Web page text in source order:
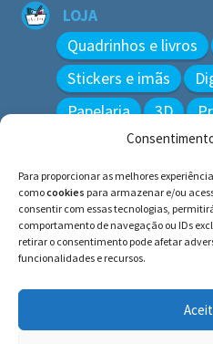
Para proporcionar as melhores
comocookies para armazenar e/ou
consentir com essas tecnologias,
comportamento de navegação ou IDs
retirar o consentimento pode afetar
funcionalidades e recursos.
LOJA
Quadrinhos e livros
Stickers e imãs
Papelaria
3D
Pesquisar
por:
© BLUE e os gatos ∙ todos os
Histórias inspiradas em gatos
gatos!